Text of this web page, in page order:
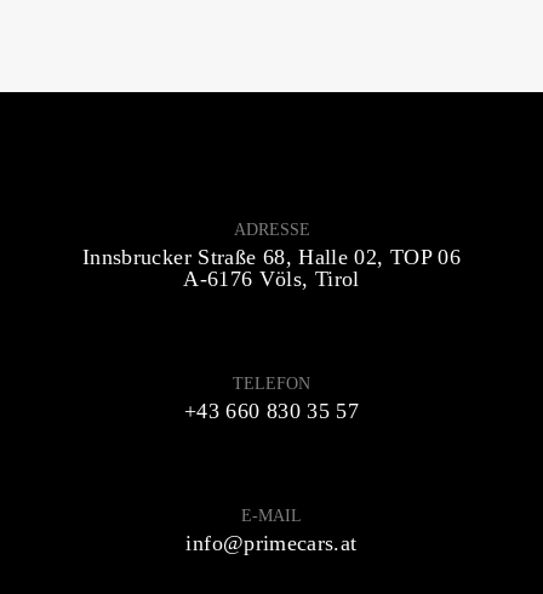
ADRESSE
Innsbrucker Straße 68, Halle 02, TOP 06
A-6176 Völs, Tirol
TELEFON
+43 660 830 35 57
E-MAIL
info@primecars.at